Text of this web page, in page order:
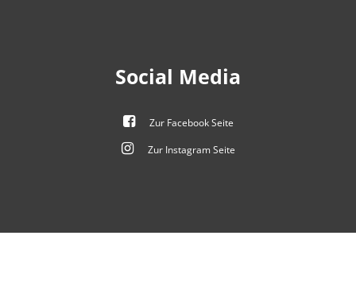
Social Media
Zur Facebook Seite
Zur Instagram Seite